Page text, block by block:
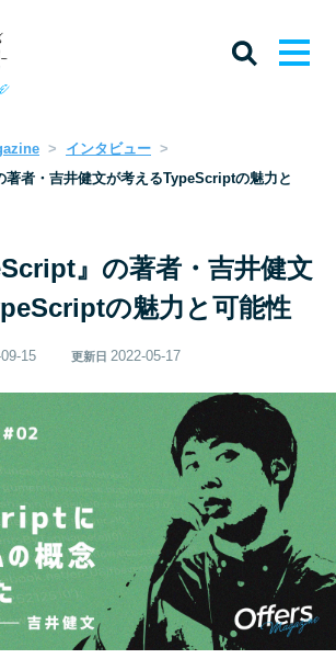
インタビュー
著者・吉井健文が考えるTypeScriptの魅力と
』の著者・吉井健文
の魅力と可能性
15 更新日 2022-05-17